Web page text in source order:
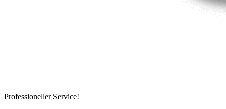
Professioneller Service!